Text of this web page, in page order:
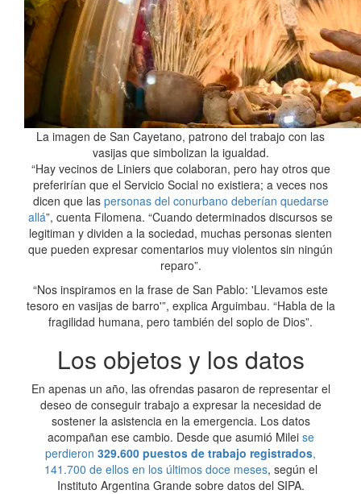
La imagen de San Cayetano, patrono del trabajo con las
vasijas que simbolizan la igualdad.
“Hay vecinos de Liniers que colaboran, pero hay otros que
preferirían que el Servicio Social no existiera; a veces nos
dicen que las personas del conurbano deberían quedarse
allá”, cuenta Filomena. “Cuando determinados discursos se
legitiman y dividen a la sociedad, muchas personas sienten
que pueden expresar comentarios muy violentos sin ningún
reparo”.
“Nos inspiramos en la frase de San Pablo: 'Llevamos este
tesoro en vasijas de barro'”, explica Arguimbau. “Habla de la
fragilidad humana, pero también del soplo de Dios”.
Los objetos y los datos
En apenas un año, las ofrendas pasaron de representar el
deseo de conseguir trabajo a expresar la necesidad de
sostener la asistencia en la emergencia. Los datos
acompañan ese cambio. Desde que asumió Milei se
perdieron 329.600 puestos de trabajo registrados,
141.700 de ellos en los últimos doce meses, según el
Instituto Argentina Grande sobre datos del SIPA.